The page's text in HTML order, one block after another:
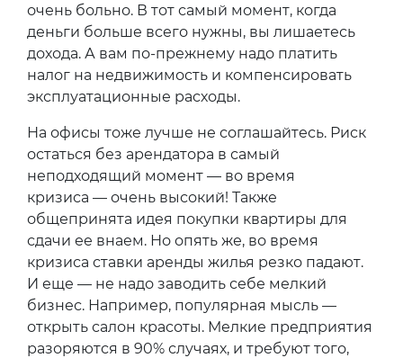
очень больно. В тот самый момент, когда
деньги больше всего нужны, вы лишаетесь
дохода. А вам по-прежнему надо платить
налог на недвижимость и компенсировать
эксплуатационные расходы.
На офисы тоже лучше не соглашайтесь. Риск
остаться без арендатора в самый
неподходящий момент — во время
кризиса — очень высокий! Также
общепринята идея покупки квартиры для
сдачи ее внаем. Но опять же, во время
кризиса ставки аренды жилья резко падают.
И еще — не надо заводить себе мелкий
бизнес. Например, популярная мысль —
открыть салон красоты. Мелкие предприятия
разоряются в 90% случаях, и требуют того,